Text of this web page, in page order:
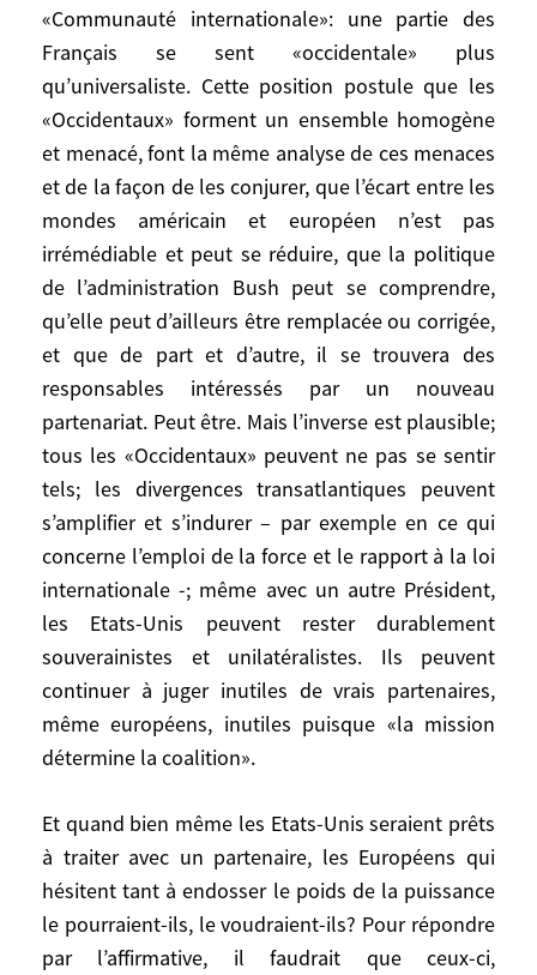
«Communauté internationale»: une partie des
Français se sent «occidentale» plus
qu’universaliste. Cette position postule que les
«Occidentaux» forment un ensemble homogène
et menacé, font la même analyse de ces menaces
et de la façon de les conjurer, que l’écart entre les
mondes américain et européen n’est pas
irrémédiable et peut se réduire, que la politique
de l’administration Bush peut se comprendre,
qu’elle peut d’ailleurs être remplacée ou corrigée,
et que de part et d’autre, il se trouvera des
responsables intéressés par un nouveau
partenariat. Peut être. Mais l’inverse est plausible;
tous les «Occidentaux» peuvent ne pas se sentir
tels; les divergences transatlantiques peuvent
s’amplifier et s’indurer – par exemple en ce qui
concerne l’emploi de la force et le rapport à la loi
internationale -; même avec un autre Président,
les Etats-Unis peuvent rester durablement
souverainistes et unilatéralistes. Ils peuvent
continuer à juger inutiles de vrais partenaires,
même européens, inutiles puisque «la mission
détermine la coalition».
Et quand bien même les Etats-Unis seraient prêts
à traiter avec un partenaire, les Européens qui
hésitent tant à endosser le poids de la puissance
le pourraient-ils, le voudraient-ils? Pour répondre
par l’affirmative, il faudrait que ceux-ci,
Des différences durables?
Cette inquiétude multiforme a alimenté
bien des appels à la restauration des liens
transatlantiques. Laurent Cohen-Tanuggi a
proposé que l’on conclue un nouveau
partenariat. Par la publication de l’analyse
de Philip Zelikow et des réactions
françaises et européennes qu’elle suscite,
la revue Commentaire participe à cette
réflexion et à cette recherche. Claude
Imbert a souhaité que «Mars et Vénus se
remettent en ménage» car «cette peste
(l’islamisme) ne fera pas le détail entre les
deux postures d’un Occident exécré».
D’autres encore, oubliée la «Communauté
internationale»: une partie des Français se
sent «occidentale» plus qu’universaliste.
Cette position postule que les
«Occidentaux» forment un ensemble
homogène et menacé, font la même
analyse de ces menaces et de la façon de
les conjurer, que l’écart entre les mondes
américain et européen n’est pas
irrémédiable et peut se réduire, que la
comprendre, qu’elle peut d’ailleurs être
remplacée ou corrigée, et que de part et
d’autre, il se trouvera des responsables
intéressés par un nouveau partenariat.
Peut être. Mais l’inverse est plausible; tous